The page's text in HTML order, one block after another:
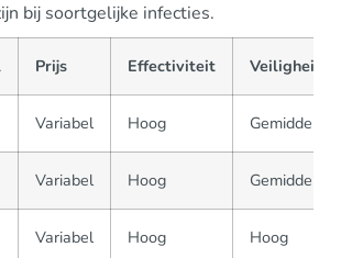
bij soortgelijke infecties.
Prijs Effectiviteit Veiligheid
Variabel Hoog Gemiddeld
Variabel Hoog Gemiddeld
Variabel Hoog Hoog